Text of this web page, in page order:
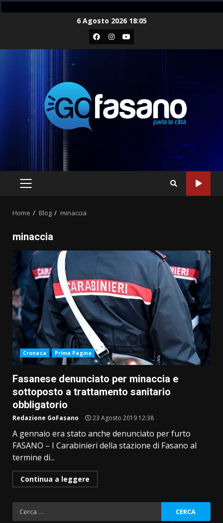
6 Agosto 2026 18:05
Facebook
Instagram
Youtube
PRIMARY
Home Blog minaccia
minaccia
Cronaca Prima Pagina
Fasanese denunciato per minaccia e
sottoposto a trattamento sanitario
obbligatorio
Redazione GoFasano 23 Agosto 2019 12:38
A gennaio era stato anche denunciato per furto
FASANO – I Carabinieri della stazione di Fasano al
termine di...
Continua a leggere
Ricerca
per: